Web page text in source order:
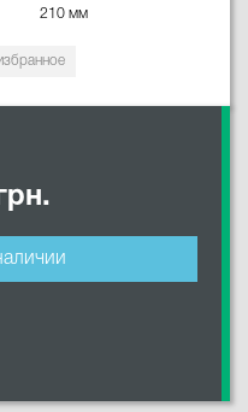
210 мм
о наличии